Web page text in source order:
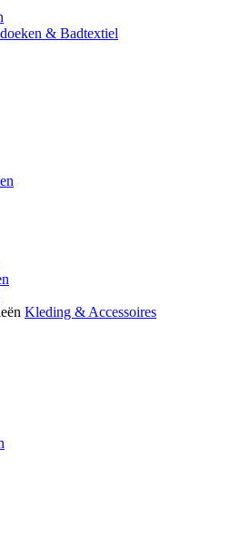
& Badtextiel
Kleding & Accessoires